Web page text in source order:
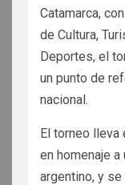
Catamarca,
de Cultura,
Deportes, el
un punto de
nacional.
El torneo lleva
en homenaje
argentino, y se